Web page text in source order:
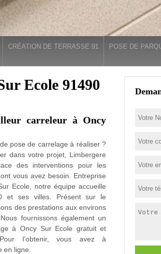
CRÉATION DE TERRASSE 91 POSE DE
Ecole 91490
carreleur à Oncy
pose de carrelage à réaliser ?
dans votre projet, Limbergere
des interventions pour les
vous avez besoin. Entreprise
Ecole, notre équipe accueille
et ses villes. Présent sur le
des prestations aux environs
fournissons également un
à Oncy Sur Ecole gratuit et
l’obtenir, vous avez à
en ligne.